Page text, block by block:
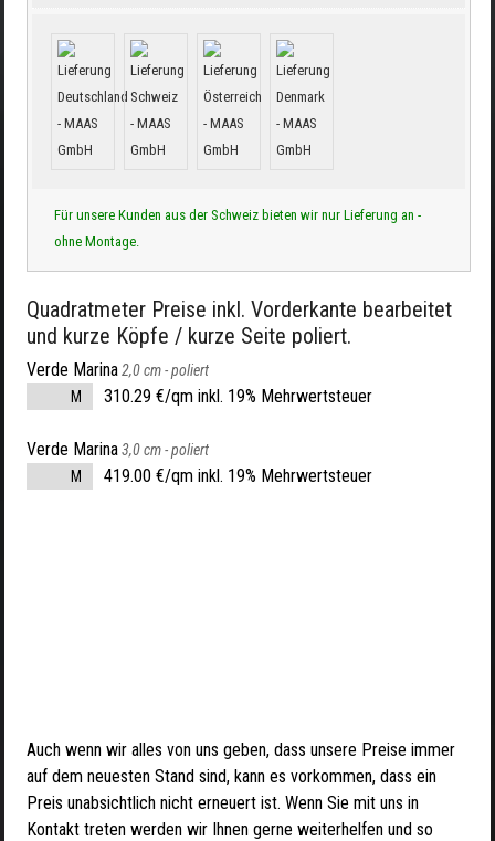
Für unsere Kunden aus der Schweiz bieten wir nur Lieferung an -
ohne Montage.
Quadratmeter Preise inkl. Vorderkante bearbeitet
und kurze Köpfe / kurze Seite poliert.
Verde Marina2,0 cm -poliert
M
310.29 €/qm inkl. 19% Mehrwertsteuer
Verde Marina3,0 cm -poliert
M
419.00 €/qm inkl. 19% Mehrwertsteuer
Auch wenn wir alles von uns geben, dass unsere Preise immer
auf dem neuesten Stand sind, kann es vorkommen, dass ein
Preis unabsichtlich nicht erneuert ist. Wenn Sie mit uns in
Kontakt treten werden wir Ihnen gerne weiterhelfen und so